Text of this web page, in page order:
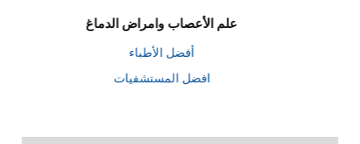
علم الأعصاب وامراض الدماغ
أفضل الأطباء
افضل المستشفيات